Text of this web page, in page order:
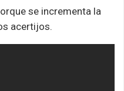
se incrementa la
acertijos.